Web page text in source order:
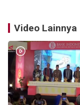
Video Lainnya